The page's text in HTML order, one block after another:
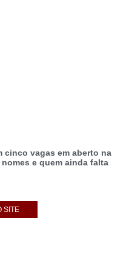
cinco vagas em aberto na
e quem ainda falta
SITE